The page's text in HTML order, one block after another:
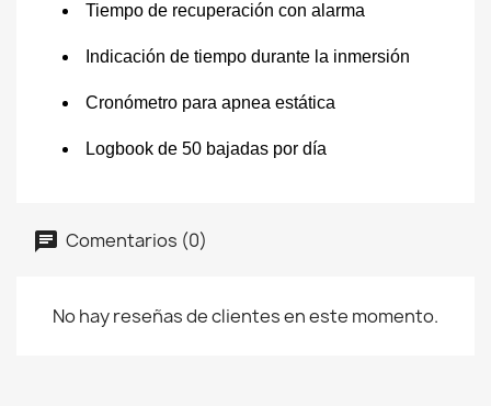
Tiempo de recuperación con alarma
Indicación de tiempo durante la inmersión
Cronómetro para apnea estática
Logbook de 50 bajadas por día
Comentarios (0)
No hay reseñas de clientes en este momento.